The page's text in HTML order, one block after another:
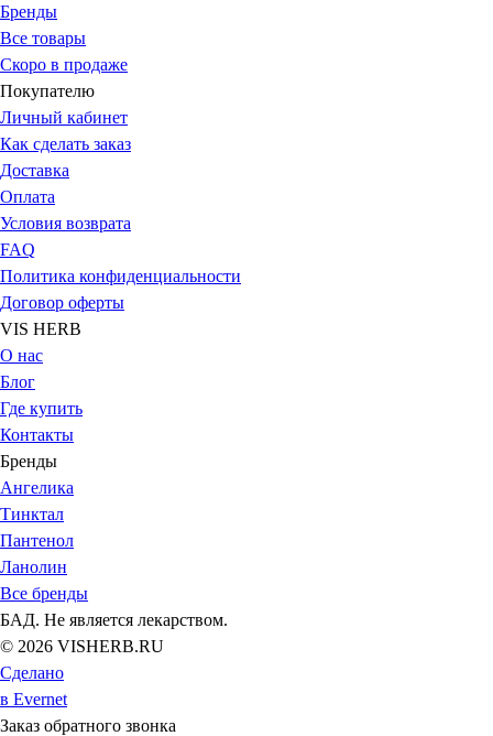
Бренды
Все товары
Скоро в продаже
Покупателю
Личный кабинет
Как сделать заказ
Доставка
Оплата
Условия возврата
FAQ
Политика конфиденциальности
Договор оферты
VIS HERB
О нас
Блог
Где купить
Контакты
Бренды
Ангелика
Тинктал
Пантенол
Ланолин
Все бренды
БАД. Не является лекарством.
© 2026 VISHERB.RU
Сделано
в Evernet
Заказ обратного звонка